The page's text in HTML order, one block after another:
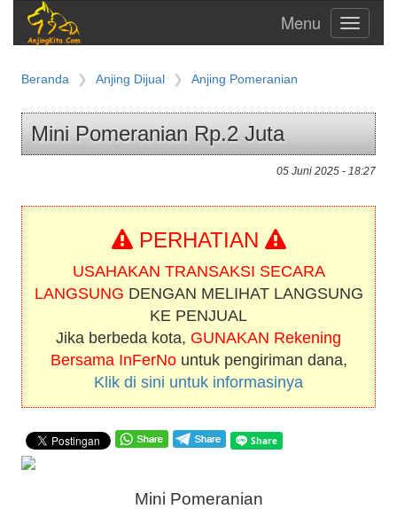
Toggle
Beranda Anjing Dijual Anjing Pomeranian
Mini Pomeranian Rp.2 Juta
05 Juni 2025 - 18:27
PERHATIAN
USAHAKAN TRANSAKSI SECARA
LANGSUNG DENGAN MELIHAT LANGSUNG
KE PENJUAL
Jika berbeda kota, GUNAKAN Rekening
Bersama InFerNountuk pengiriman dana,
Klik di sini untuk informasinya
Mini Pomeranian